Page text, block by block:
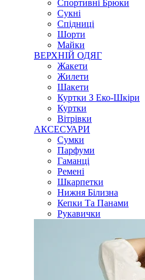
Спортивні Брюки
Сукні
Спідниці
Шорти
Майки
ВЕРХНІЙ ОДЯГ
Жакети
Жилети
Шакети
Куртки З Еко-Шкіри
Куртки
Вітрівки
АКСЕСУАРИ
Сумки
Парфуми
Гаманці
Ремені
Шкарпетки
Нижня Білизна
Кепки Та Панами
Рукавички